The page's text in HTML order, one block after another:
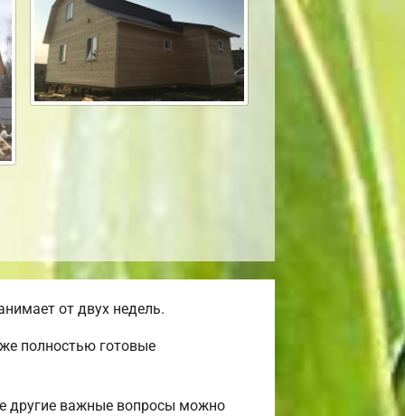
от двух недель.
полностью готовые
другие важные вопросы можно